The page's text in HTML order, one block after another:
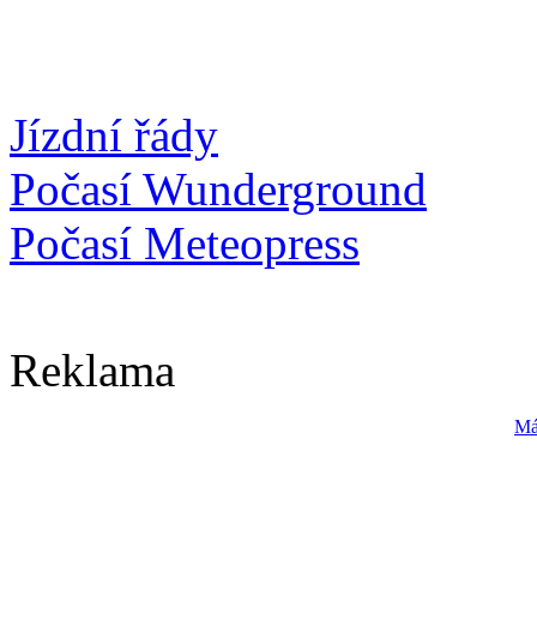
Jízdní řády
Počasí Wunderground
Počasí Meteopress
Reklama